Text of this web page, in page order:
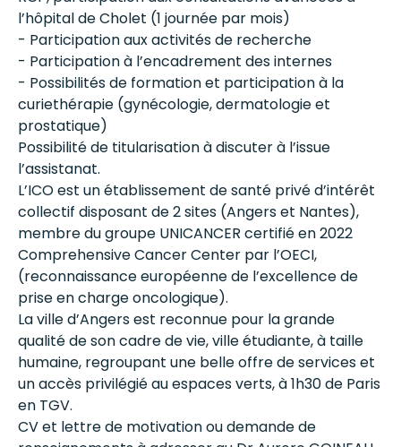
l’hôpital de Cholet (1 journée par mois)
- Participation aux activités de recherche
- Participation à l’encadrement des internes
- Possibilités de formation et participation à la
curiethérapie (gynécologie, dermatologie et
prostatique)
Possibilité de titularisation à discuter à l’issue
l’assistanat.
L’ICO est un établissement de santé privé d’intérêt
collectif disposant de 2 sites (Angers et Nantes),
membre du groupe UNICANCER certifié en 2022
Comprehensive Cancer Center par l’OECI,
(reconnaissance européenne de l’excellence de
prise en charge oncologique).
La ville d’Angers est reconnue pour la grande
qualité de son cadre de vie, ville étudiante, à taille
humaine, regroupant une belle offre de services et
un accès privilégié au espaces verts, à 1h30 de Paris
en TGV.
CV et lettre de motivation ou demande de